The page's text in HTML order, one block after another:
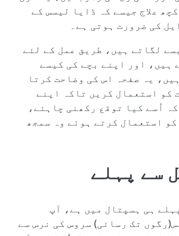
علاج جیسے کہ ڈایا لیسس کے
کی ضرورت ہوتی ہے۔
لگاتے ہیں، طریق عمل کے لئے
ہیں، اور اپنے بچے کی کیسے
یہ صفحہ اس کی وضاحت کرتا
کو استعمال کریں تاکہ اپنے
اُسے کیا توقع رکھنی چاہئے،
کو استعمال کرتے ہوئے وہ سمجھ
سے پہلے
ہی ہسپتال میں ہے، آپ
تک رسائی) سروس کی نرس سے